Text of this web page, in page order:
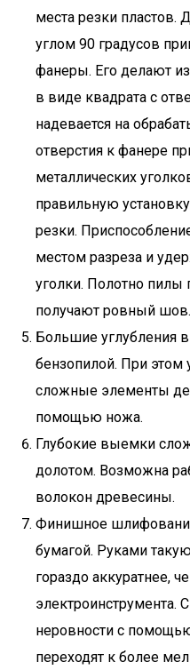
места резки пластов.
углом 90 градусов
фанеры. Его делают
в виде квадрата с
надевается на
отверстия к фанере
металлических
правильную
резки.
местом разреза и
уголки. Полотно
получают ровный шов.
Большие углубления
бензопилой. При этом
сложные элементы
помощью ножа.
Глубокие выемки
долотом. Возможна
волокон древесины.
Финишное
бумагой. Руками
гораздо аккуратнее,
электроинструмента.
неровности с
переходят к более